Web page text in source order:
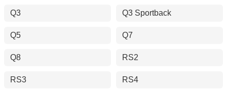
Q3 Q3 Sportback
Q5 Q7
Q8 RS2
RS3 RS4